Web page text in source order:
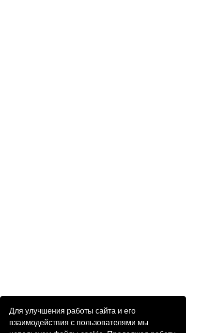
Для улучшения работы сайта и его
взаимодействия с пользователями мы